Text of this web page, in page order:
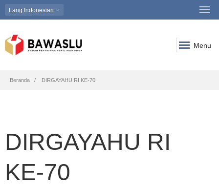
Lang Indonesian
Menu
Breadcrumb
Beranda DIRGAYAHU RI KE-70
DIRGAYAHU RI
KE-70